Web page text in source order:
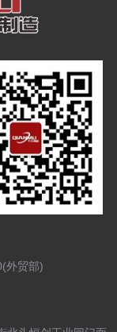
外贸部)